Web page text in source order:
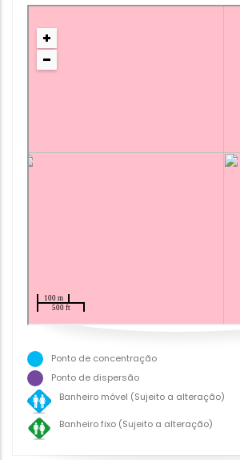
Ponto de concentração
Ponto de dispersão
Banheiro móvel (Sujeito a alteração)
Banheiro fixo (Sujeito a alteração)